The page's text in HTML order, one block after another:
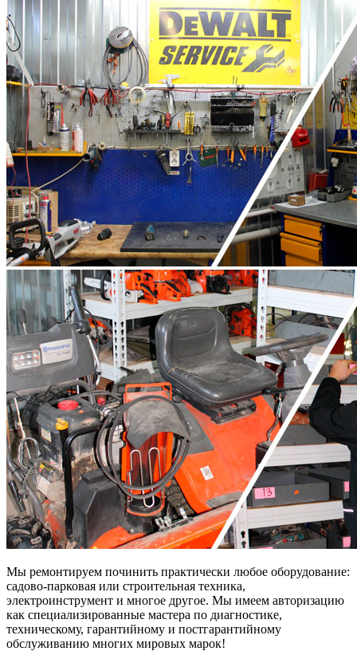
Мы ремонтируем починить практически любое оборудование:
садово-парковая или строительная техника,
электроинструмент и многое другое. Мы имеем авторизацию
как специализированные мастера по диагностике,
техническому, гарантийному и постгарантийному
обслуживанию многих мировых марок!